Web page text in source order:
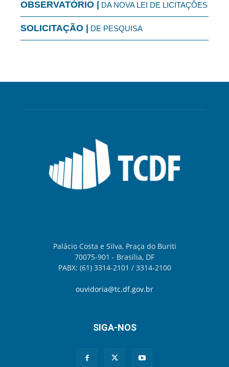
OBSERVATÓRIO | DA NOVA LEI DE LICITAÇÕES
SOLICITAÇÃO | DE PESQUISA
Palácio Costa e Silva, Praça do Buriti
70075-901 - Brasília, DF
PABX: (61) 3314-2101 / 3314-2100
ouvidoria@tc.df.gov.br
SIGA-NOS